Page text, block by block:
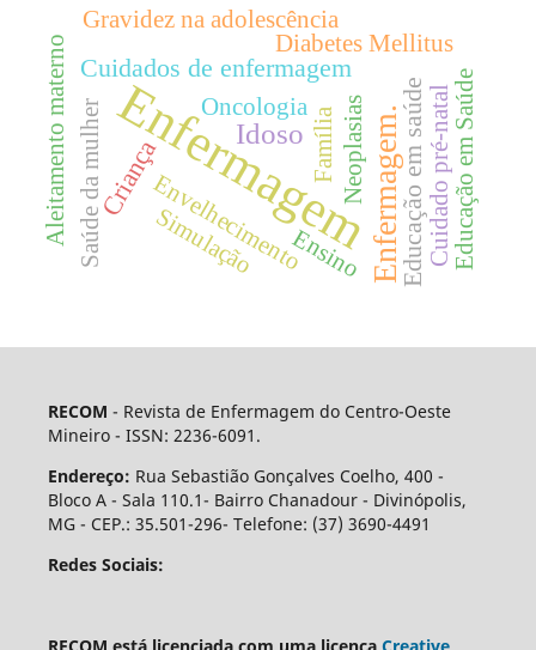
EnfermagemEnfermagem.
Idoso
Cuidados de enfermagem
Criança Educação em saúdeCuidado pré-natalEducação em Saúde
Envelhecimento
Saúde da mulher Família
Aleitamento materno
Ensino
Neoplasias
Diabetes Mellitus
Gravidez na adolescência
Oncologia
Simulação
RECOM - Revista de Enfermagem do Centro-Oeste
Mineiro - ISSN: 2236-6091.
Endereço: Rua Sebastião Gonçalves Coelho, 400 -
Bloco A - Sala 110.1- Bairro Chanadour - Divinópolis,
MG - CEP.: 35.501-296- Telefone: (37) 3690-4491
Redes Sociais: